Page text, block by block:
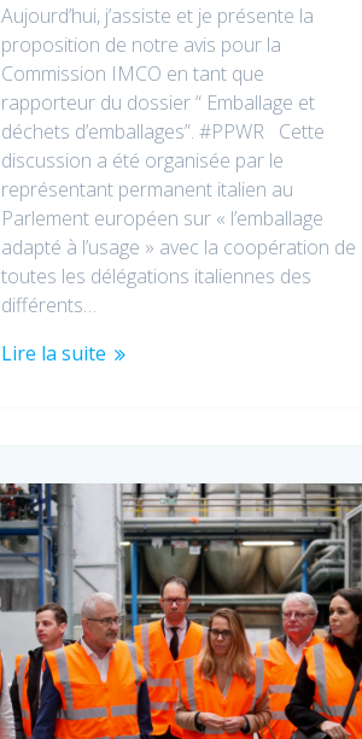
Aujourd’hui, j’assiste et je présente la
proposition de notre avis pour la
Commission IMCO en tant que
rapporteur du dossier “ Emballage et
déchets d’emballages”. #PPWR Cette
discussion a été organisée par le
représentant permanent italien au
Parlement européen sur « l’emballage
adapté à l’usage » avec la coopération de
toutes les délégations italiennes des
différents…
Lire la suite